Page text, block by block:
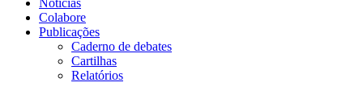
Notícias​
Colabore
Publicações
Caderno de debates
Cartilhas
Relatórios